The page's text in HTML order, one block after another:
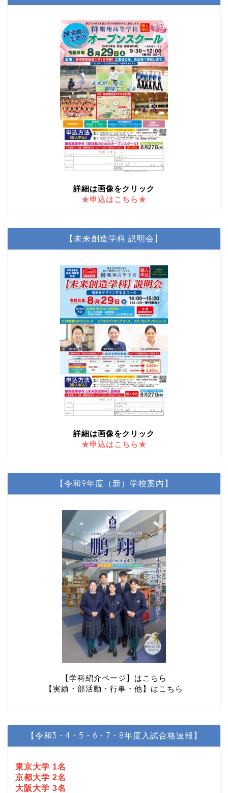
詳細は画像をクリック
★申込はこちら★
【未来創造学科 説明会】
詳細は画像をクリック
★申込はこちら★
【令和9年度（新）学校案内】
【学科紹介ページ】はこちら
【実績・部活動・行事・他】はこちら
【令和3・4・5・6・7・8年度入試合格速報】
東京大学 1名
京都大学 2名
大阪大学 3名